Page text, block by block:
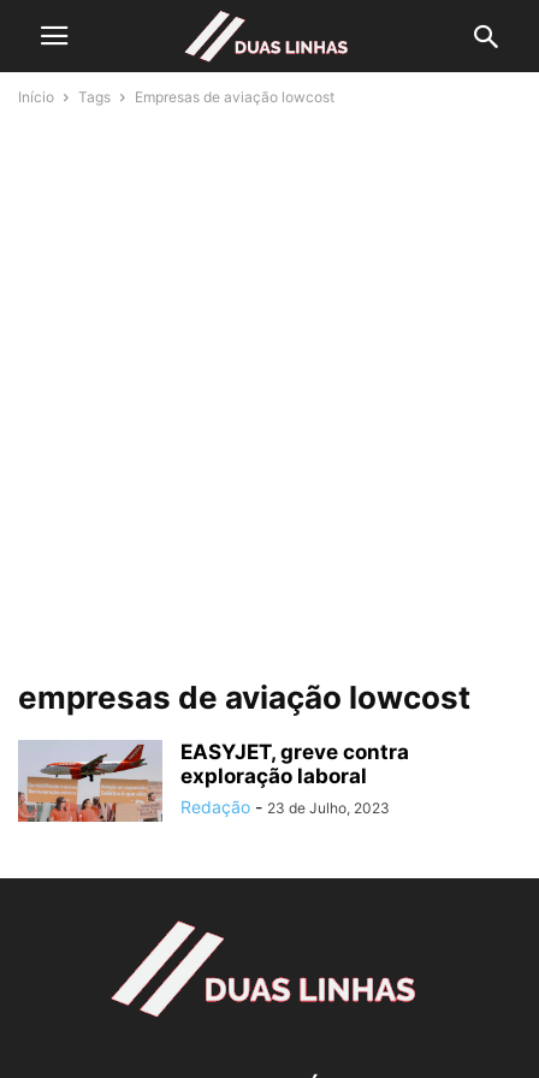
Início Tags Empresas de aviação lowcost
empresas de aviação lowcost
EASYJET, greve contra
exploração laboral
Redação - 23 de Julho, 2023